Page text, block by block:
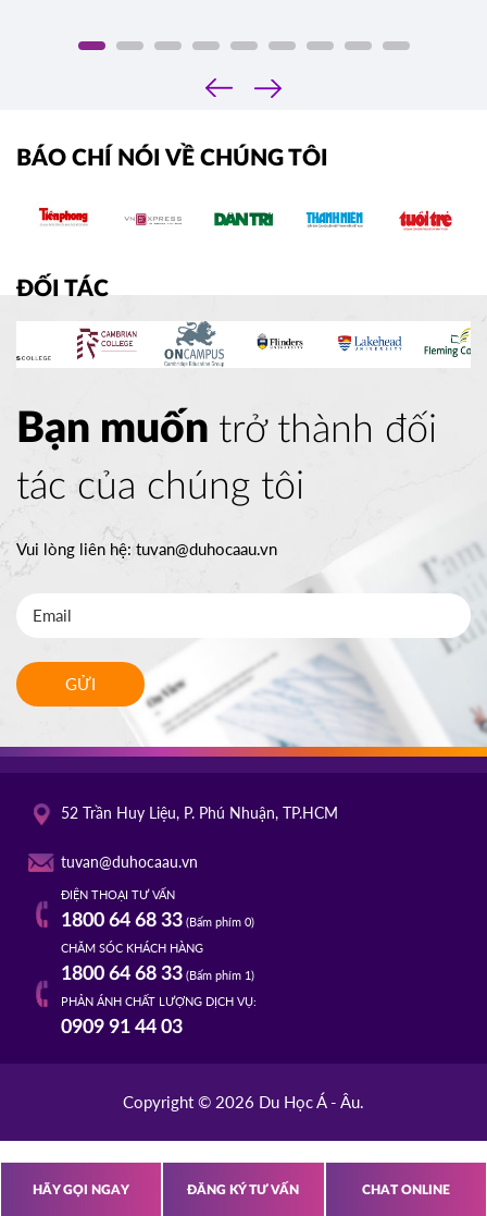
‹
›
BÁO CHÍ NÓI VỀ CHÚNG TÔI
ĐỐI TÁC
Bạn muốn trở thành đối
tác của chúng tôi
Vui lòng liên hệ:tuvan@duhocaau.vn
GỬI
52 Trần Huy Liệu, P. Phú Nhuận, TP.HCM
tuvan@duhocaau.vn
ĐIỆN THOẠI TƯ VẤN
1800 64 68 33(Bấm phím 0)
CHĂM SÓC KHÁCH HÀNG
1800 64 68 33(Bấm phím 1)
PHẢN ÁNH CHẤT LƯỢNG DỊCH VỤ:
0909 91 44 03
Copyright © 2026 Du Học Á - Âu.
HÃY GỌI NGAY ĐĂNG KÝ TƯ VẤN CHAT ONLINE